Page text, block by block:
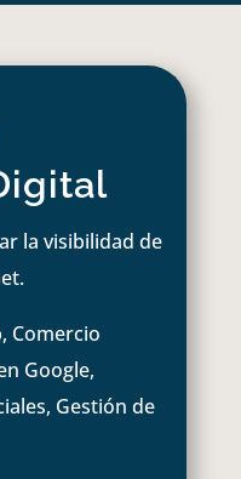
la visibilidad de
Comercio
Google,
Gestión de